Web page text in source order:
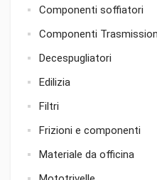
Componenti soffiatori
Componenti
Decespugliatori
Edilizia
Filtri
Frizioni e componenti
Materiale da officina